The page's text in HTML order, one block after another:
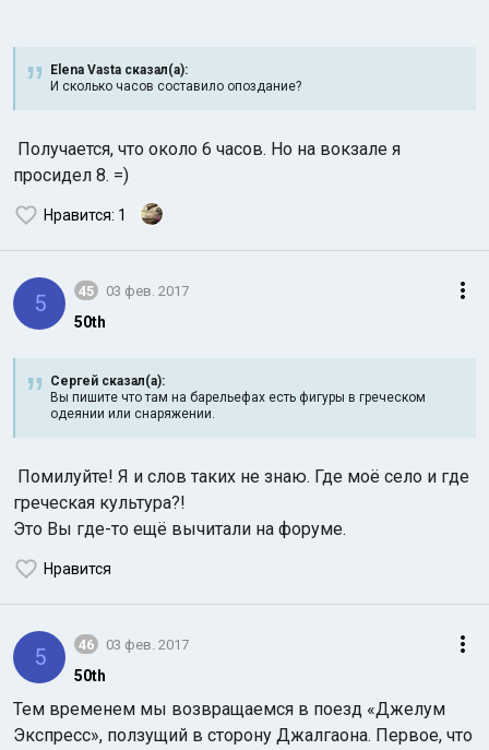
Elena Vasta сказал(а):
И сколько часов составило опоздание?
Получается, что около 6 часов. Но на вокзале я
просидел 8. =)
Нравится: 1
5 45 03 фев. 2017
50th
Сергей сказал(а):
Вы пишите что там на барельефах есть фигуры в греческом
одеянии или снаряжении.
Помилуйте! Я и слов таких не знаю. Где моё село и где
греческая культура?!
Это Вы где-то ещё вычитали на форуме.
Нравится
5 46 03 фев. 2017
50th
Тем временем мы возвращаемся в поезд «Джелум
Экспресс», ползущий в сторону Джалгаона. Первое, что